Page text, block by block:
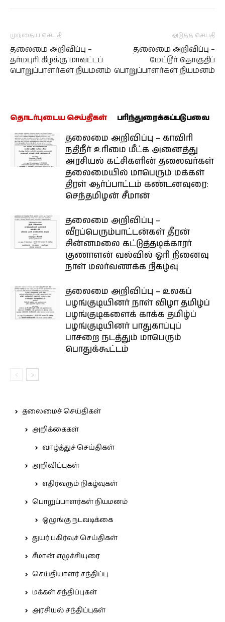
முந்தைய செய்தி
தலைமை அறிவிப்பு –
தர்மபுரி கிழக்கு மாவட்டப்
பொறுப்பாளர்கள் நியமனம்
அடுத்த செய்தி
தலைமை அறிவிப்பு –
மேட்டூர் தொகுதிப்
பொறுப்பாளர்கள் நியமனம்
தொடர்புடைய செய்திகள் பரிந்துரைக்கப்படுபவை
தலைமை அறிவிப்பு – காவிரி
நதிநீர் உரிமை மீட்க அனைத்து
அரசியல் கட்சிகளின் தலைவர்கள்
தலைமையில் மாபெரும் மக்கள்
திரள் ஆர்ப்பாட்டம் கண்டனவுரை:
செந்தமிழன் சீமான்
தலைமை அறிவிப்பு –
வீரப்பெரும்பாட்டன்கள் தீரன்
சின்னமலை கட்டுத்தடிக்காரர்
குணாளன் வல்வில் ஓரி நினைவு
நாள் மலர்வணக்க நிகழ்வு
தலைமை அறிவிப்பு – உலகப்
பழங்குடியினர் நாள் விழா தமிழ்ப்
பழங்குடிகளைக் காக்க தமிழ்ப்
பழங்குடியினர் பாதுகாப்புப்
பாசறை நடத்தும் மாபெரும்
பொதுக்கூட்டம்
தலைமைச் செய்திகள்
அறிக்கைகள்
வாழ்த்துச் செய்திகள்
அறிவிப்புகள்
எதிர்வரும் நிகழ்வுகள்
பொறுப்பாளர்கள் நியமனம்
ஒழுங்கு நடவடிக்கை
துயர் பகிர்வுச் செய்திகள்
சீமான் எழுச்சியுரை
செய்தியாளர் சந்திப்பு
மக்கள் சந்திப்புகள்
அரசியல் சந்திப்புகள்